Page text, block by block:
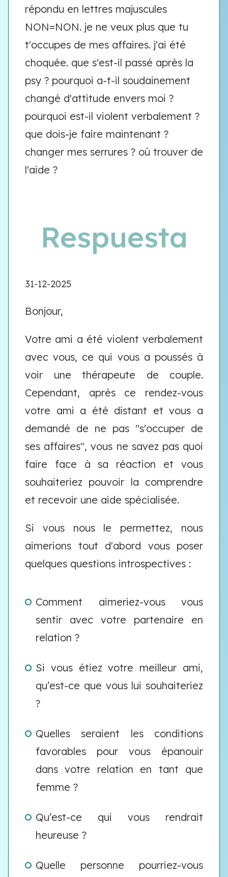
répondu en lettres majuscules
NON=NON. je ne veux plus que tu
t'occupes de mes affaires. j'ai été
choquée. que s'est-il passé après la
psy ? pourquoi a-t-il soudainement
changé d'attitude envers moi ?
pourquoi est-il violent verbalement ?
que dois-je faire maintenant ?
changer mes serrures ? où trouver de
l'aide ?
Respuesta
31-12-2025
Bonjour,
Votre ami a été violent verbalement
avec vous, ce qui vous a poussés à
voir une thérapeute de couple.
Cependant, après ce rendez-vous
votre ami a été distant et vous a
demandé de ne pas "s'occuper de
ses affaires", vous ne savez pas quoi
faire face à sa réaction et vous
souhaiteriez pouvoir la comprendre
et recevoir une aide spécialisée.
Si vous nous le permettez, nous
aimerions tout d'abord vous poser
quelques questions introspectives :
Comment aimeriez-vous vous
sentir avec votre partenaire en
relation ?
Si vous étiez votre meilleur ami,
qu’est-ce que vous lui souhaiteriez
?
Quelles seraient les conditions
favorables pour vous épanouir
dans votre relation en tant que
femme ?
Qu’est-ce qui vous rendrait
heureuse ?
Quelle personne pourriez-vous